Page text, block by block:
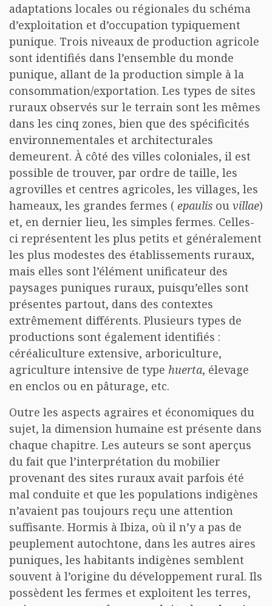
adaptations locales ou régionales du schéma
d’exploitation et d’occupation typiquement
punique. Trois niveaux de production agricole
sont identifiés dans l’ensemble du monde
punique, allant de la production simple à la
consommation/exportation. Les types de sites
ruraux observés sur le terrain sont les mêmes
dans les cinq zones, bien que des spécificités
environnementales et architecturales
demeurent. À côté des villes coloniales, il est
possible de trouver, par ordre de taille, les
agrovilles et centres agricoles, les villages, les
hameaux, les grandes fermes ( epaulis ou villae)
et, en dernier lieu, les simples fermes. Celles-
ci représentent les plus petits et généralement
les plus modestes des établissements ruraux,
mais elles sont l’élément unificateur des
paysages puniques ruraux, puisqu’elles sont
présentes partout, dans des contextes
extrêmement différents. Plusieurs types de
productions sont également identifiés :
céréaliculture extensive, arboriculture,
agriculture intensive de type huerta, élevage
en enclos ou en pâturage, etc.
Outre les aspects agraires et économiques du
sujet, la dimension humaine est présente dans
chaque chapitre. Les auteurs se sont aperçus
du fait que l’interprétation du mobilier
provenant des sites ruraux avait parfois été
mal conduite et que les populations indigènes
n’avaient pas toujours reçu une attention
suffisante. Hormis à Ibiza, où il n’y a pas de
peuplement autochtone, dans les autres aires
puniques, les habitants indigènes semblent
souvent à l’origine du développement rural. Ils
possèdent les fermes et exploitent les terres,